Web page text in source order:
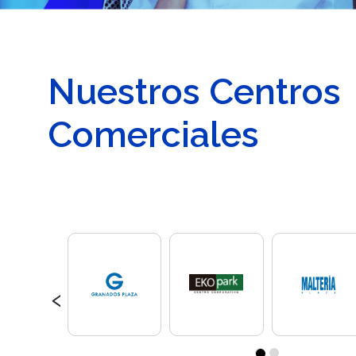
Nuestros Centros
Comerciales
‹